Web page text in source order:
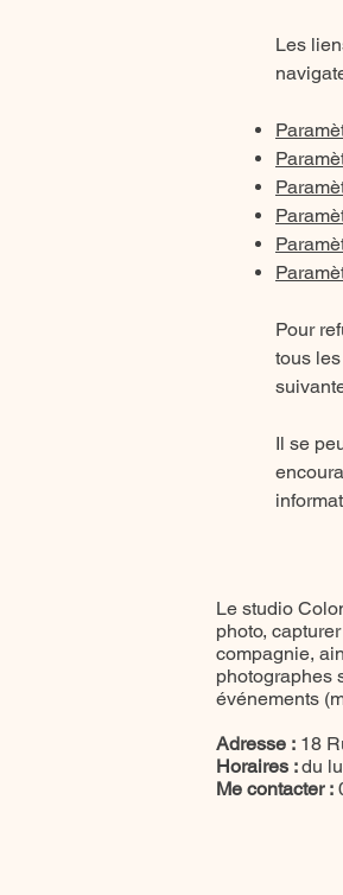
Les
Pour
tous
Il se
Le studio
photo,
compagnie,
photographes
événements
Adresse : 18
Horaires :du
Me contacter :